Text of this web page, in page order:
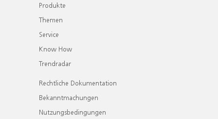
Produkte
Themen
Service
Know How
Trendradar
Rechtliche Dokumentation
Bekanntmachungen
Nutzungsbedingungen